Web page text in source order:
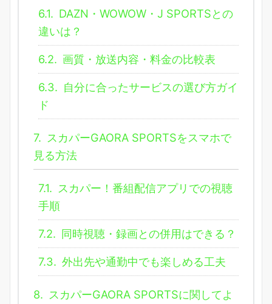
6.1. DAZN・WOWOW・J SPORTSとの
違いは？
6.2. 画質・放送内容・料金の比較表
6.3. 自分に合ったサービスの選び方ガイ
ド
7. スカパーGAORA SPORTSをスマホで
見る方法
7.1. スカパー！番組配信アプリでの視聴
手順
7.2. 同時視聴・録画との併用はできる？
7.3. 外出先や通勤中でも楽しめる工夫
8. スカパーGAORA SPORTSに関してよ